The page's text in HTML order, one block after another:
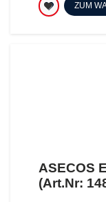
ZUM
ASECOS
(Art.Nr: